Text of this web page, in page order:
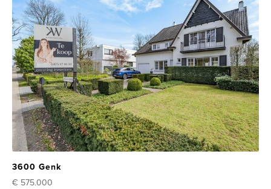
3600 Genk
€ 575.000